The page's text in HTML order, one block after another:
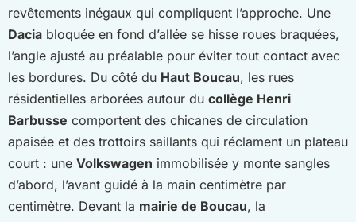
revêtements inégaux qui compliquent l’approche. Une
Dacia bloquée en fond d’allée se hisse roues braquées,
l’angle ajusté au préalable pour éviter tout contact avec
les bordures. Du côté du Haut Boucau, les rues
résidentielles arborées autour du collège Henri
Barbusse comportent des chicanes de circulation
apaisée et des trottoirs saillants qui réclament un plateau
court : une Volkswagen immobilisée y monte sangles
d’abord, l’avant guidé à la main centimètre par
centimètre. Devant la mairie de Boucau, la